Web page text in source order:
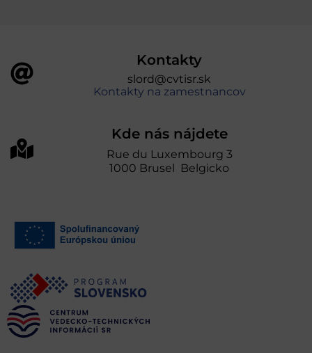
Kontakty
slord@cvtisr.sk
Kontakty na zamestnancov
Kde nás nájdete
Rue du Luxembourg 3
1000 Brusel Belgicko